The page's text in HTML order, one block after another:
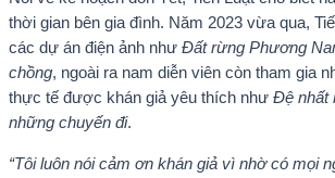
thời gian bên gia đình. Năm 2023 vừa qua,
các dự án điện ảnh như Đất rừng Phương
chồng, ngoài ra nam diễn viên còn tham gia
thực tế được khán giả yêu thích như Đệ nhất
những chuyến đi.
“Tôi luôn nói cảm ơn khán giả vì nhờ có mọi